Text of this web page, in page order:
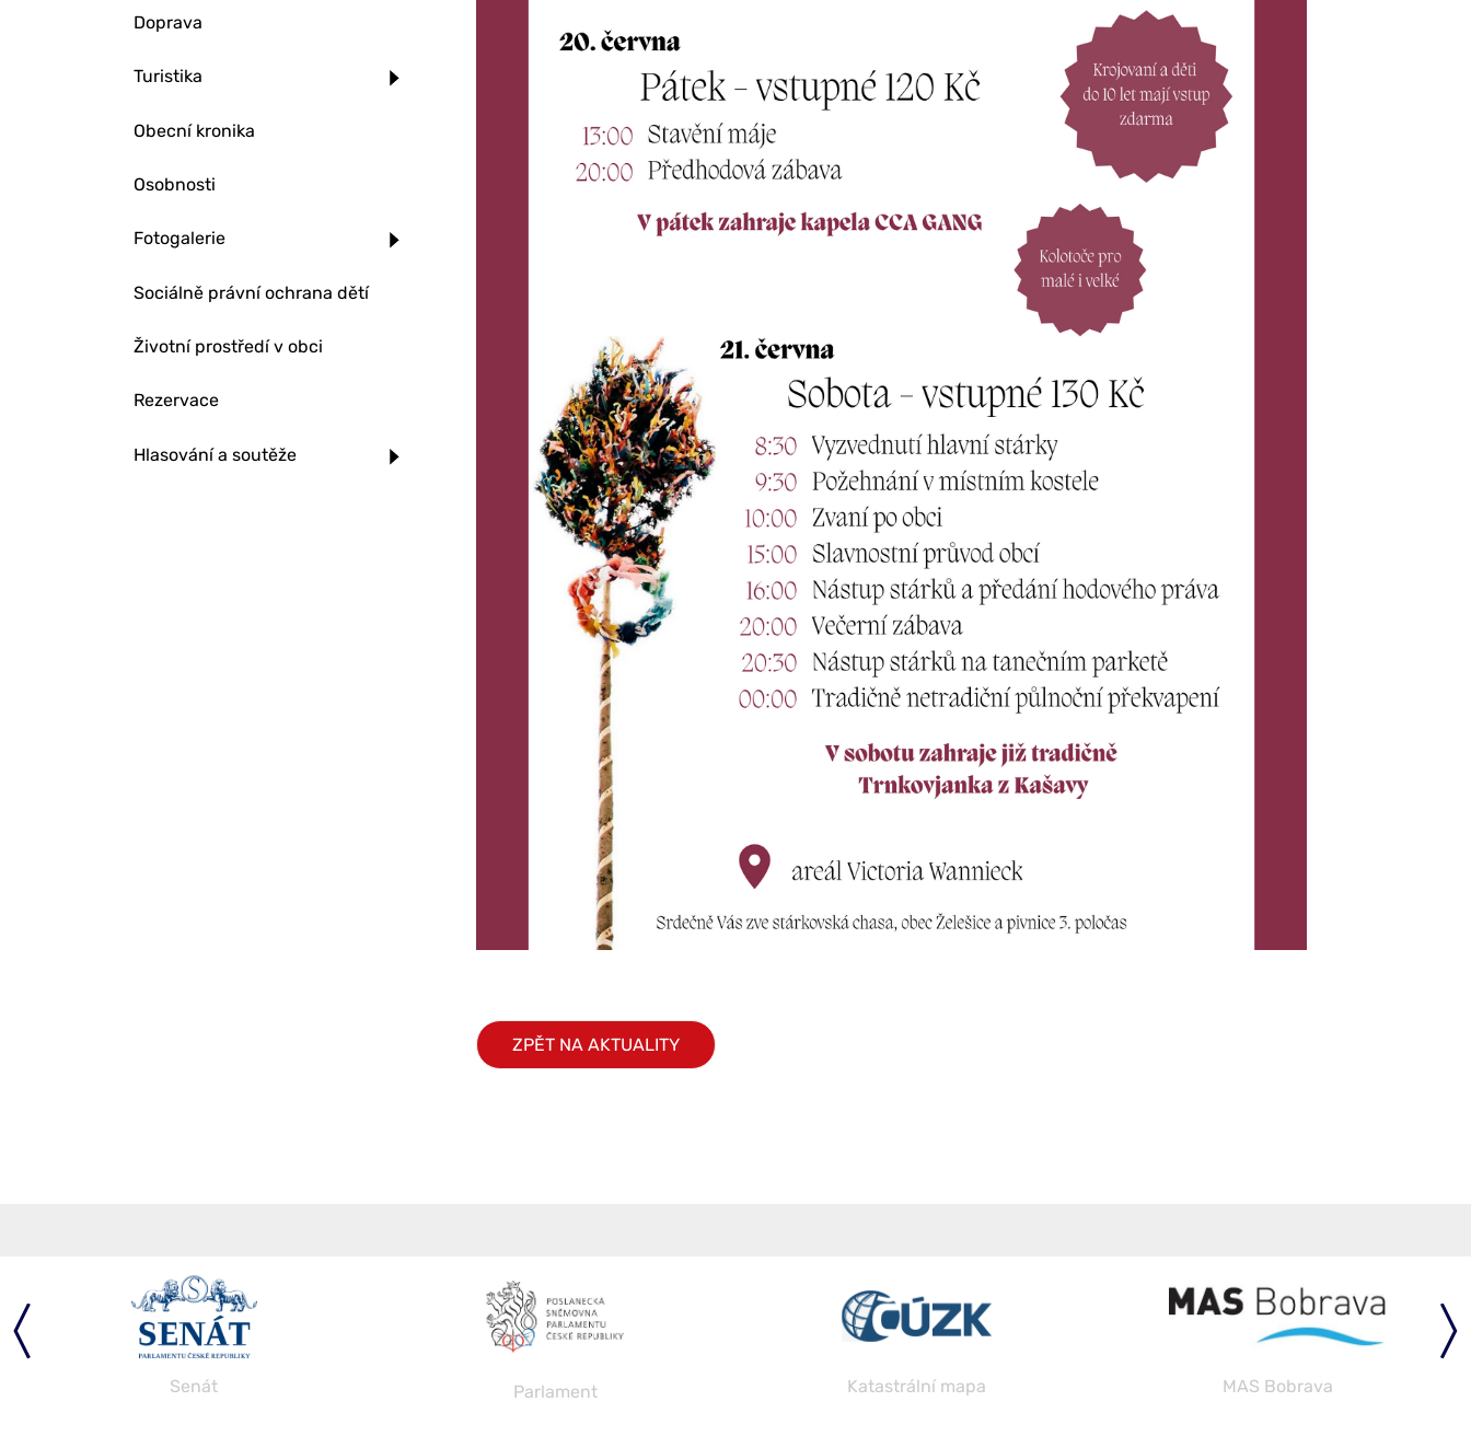
ZPĚT NA AKTUALITY
Doprava
Turistika
Obecní kronika
Osobnosti
Fotogalerie
Sociálně právní ochrana dětí
Životní prostředí v obci
Rezervace
Hlasování a soutěže
Senát Parlament Katastrální mapa MAS Bobrava